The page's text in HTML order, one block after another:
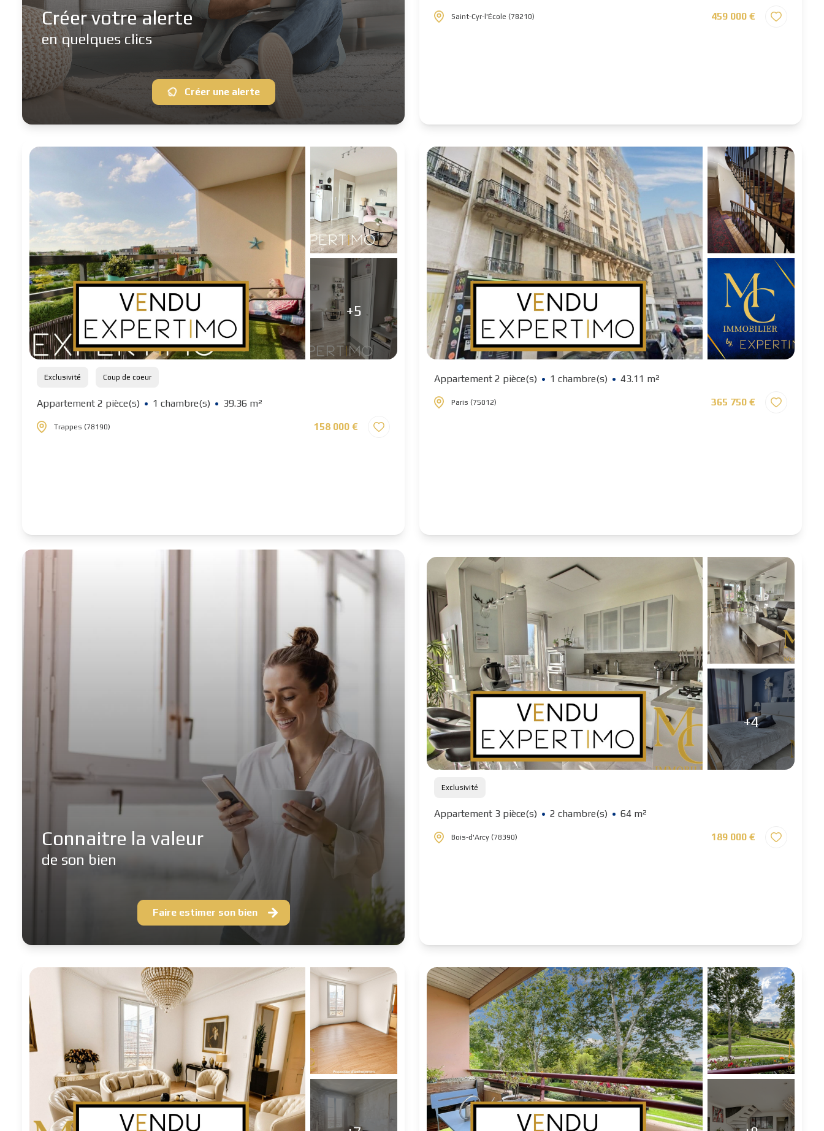
Créer votre alerte
en quelques clics
Créer une alerte
Saint-Cyr-l'École (78210) 459 000 €
+5
Exclusivité Coup de coeur
Appartement 2 pièce(s) 1 chambre(s) 39.36 m²
Trappes (78190) 158 000 €
Appartement 2 pièce(s) 1 chambre(s) 43.11 m²
Paris (75012) 365 750 €
Connaitre la valeur
de son bien
Faire estimer son bien
+4
Exclusivité
Appartement 3 pièce(s) 2 chambre(s) 64 m²
Bois-d'Arcy (78390) 189 000 €